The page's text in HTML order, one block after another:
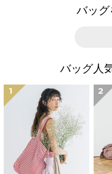
バッ
バッグ人
1 2